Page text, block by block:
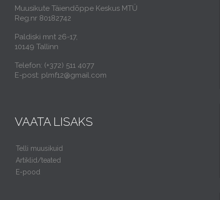
Muusikute Täiendõppe Keskus MTÜ
Reg.nr 80182742
Paldiski mnt 26-17,
10149 Tallinn
Telefon: (+372) 511 4077
E-post: plmf12@gmail.com
VAATA LISAKS
Telli muusikuid
Artiklid/teated
E-pood